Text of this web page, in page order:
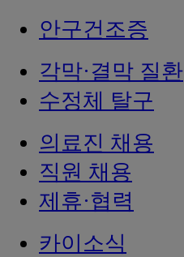
안구건조증
각막·결막 질환
수정체 탈구
의료진 채용
직원 채용
제휴·협력
카이소식